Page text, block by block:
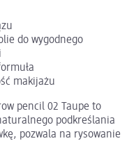
do wygodnego
makijażu
pencil 02 Taupe to
podkreślania
pozwala na rysowanie